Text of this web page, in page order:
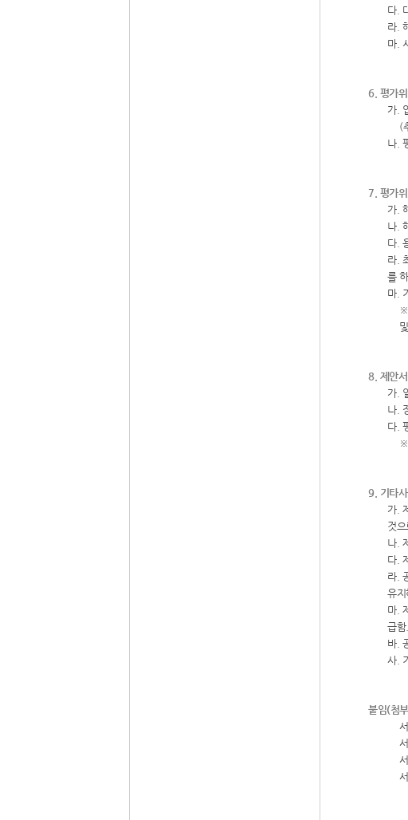
다.
라.
마.
6. 평가
가.
(
나.
7. 평가
가.
나.
다.
라.
를
마.
※
8. 제안
가.
나.
다.
※
9. 기타
가.
것으
나.
다.
라.
유지
마.
급함.
바.
사.
붙임(첨